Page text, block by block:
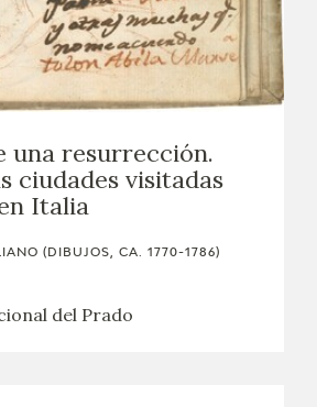
una resurrección.
ciudades visitadas
Italia
(DIBUJOS, CA. 1770-1786)
del Prado